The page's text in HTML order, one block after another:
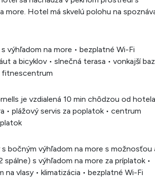
more. Hotel má skvelú polohu na
výhľadom na more • bezplatné Wi-Fi
a bicyklov • slnečná terasa • vonkajší
fitnescentrum
je vzdialená 10 min chôdzou od
• plážový servis za poplatok • centrum
bočným výhľadom na more s možnosťou
spálne) s výhľadom na more za príplatok •
na vlasy • klimatizácia • bezplatné Wi-Fi